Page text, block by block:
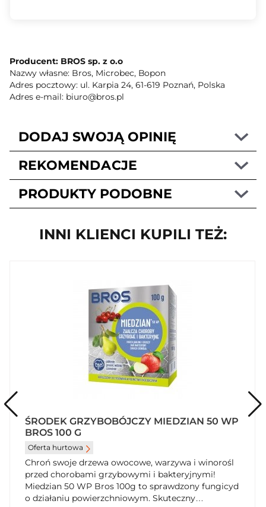
Producent: BROS sp. z o.o
Nazwy własne: Bros, Microbec, Bopon
Adres pocztowy: ul. Karpia 24, 61-619 Poznań, Polska
Adres e-mail: biuro@bros.pl
DODAJ SWOJĄ OPINIĘ
REKOMENDACJE
PRODUKTY PODOBNE
INNI KLIENCI KUPILI TEŻ:
ŚRODEK GRZYBOBÓJCZY MIEDZIAN 50 WP
BROS 100 G
Oferta hurtowa
Chroń swoje drzewa owocowe, warzywa i winorośl
przed chorobami grzybowymi i bakteryjnymi!
Miedzian 50 WP Bros 100g to sprawdzony fungicyd
o działaniu powierzchniowym. Skuteczny